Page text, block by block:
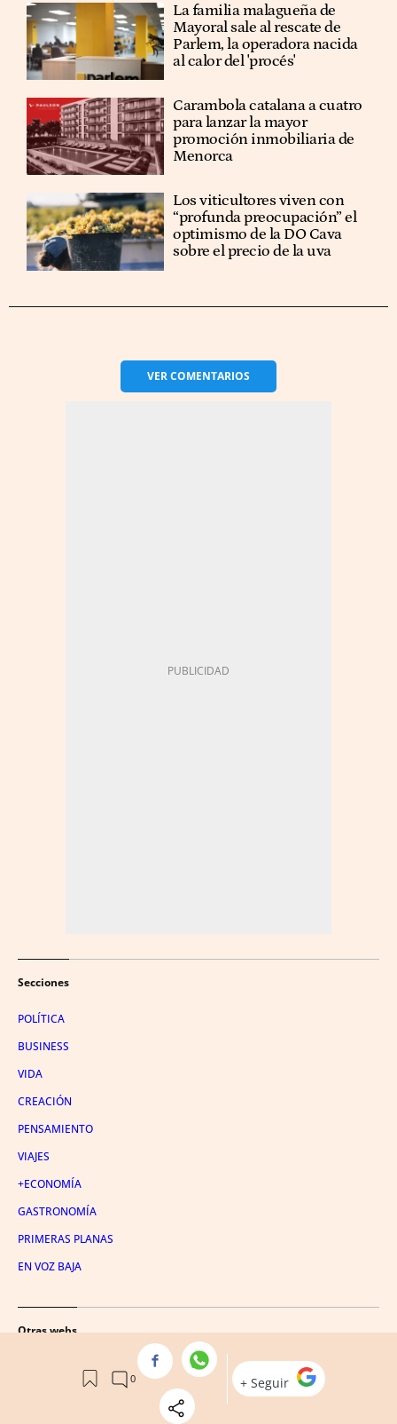
La familia malagueña de
Mayoral sale al rescate de
Parlem, la operadora nacida
al calor del 'procés'
Carambola catalana a cuatro
para lanzar la mayor
promoción inmobiliaria de
Menorca
Los viticultores viven con
“profunda preocupación” el
optimismo de la DO Cava
sobre el precio de la uva
VERCOMENTARIOS
Secciones
POLÍTICA
BUSINESS
VIDA
CREACIÓN
PENSAMIENTO
VIAJES
+ECONOMÍA
GASTRONOMÍA
PRIMERAS PLANAS
EN VOZ BAJA
Otras webs
METRÓPOLI ABIERTA